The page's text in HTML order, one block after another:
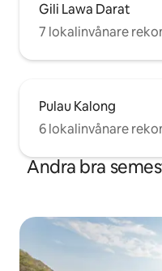
Gili Lawa Darat
7 lokalinvånare
Pulau Kalong
6 lokalinvånare
Andra bra